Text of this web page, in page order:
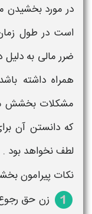
در موردبخشیدن
است در طول
ضرر مالی به
همراه داشته
مشکلات بخشش
که دانستن آن
لطف نخواهد بود .
نکات پیرامون
زن حق